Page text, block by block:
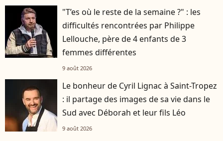
"T’es où le reste de la semaine ?" : les
difficultés rencontrées par Philippe
Lellouche, père de 4 enfants de 3
femmes différentes
9 août 2026
Le bonheur de Cyril Lignac à Saint-Tropez
: il partage des images de sa vie dans le
Sud avec Déborah et leur fils Léo
9 août 2026